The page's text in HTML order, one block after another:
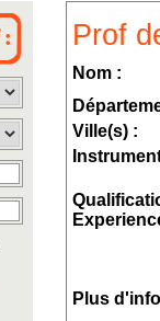
Prof
Nom :
Ville(s) :
Plus